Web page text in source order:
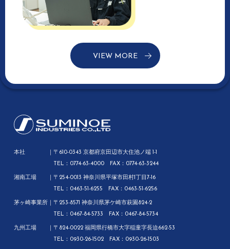
VIEW MORE
本社
〒610-0343 京都府京田辺市大住池ノ端 1-1
TEL：0774-63-4000 FAX：0774-63-3244
湘南工場
〒254-0013 神奈川県平塚市田村1丁目7-16
TEL：0463-51-6255 FAX：0463-51-6256
茅ヶ崎事業所
〒253-8571 神奈川県茅ケ崎市萩園824-2
TEL：0467-84-5733 FAX：0467-84-5734
九州工場
〒824-0022 福岡県行橋市大字稲童字長迫662-53
TEL：0930-26-1502 FAX：0930-26-1503